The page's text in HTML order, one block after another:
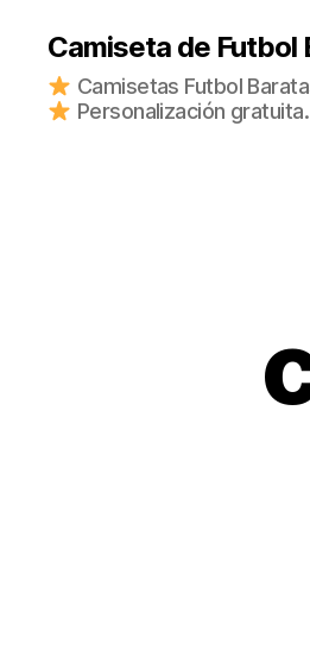
Camiseta de
Camisetas Futbol
Personalización